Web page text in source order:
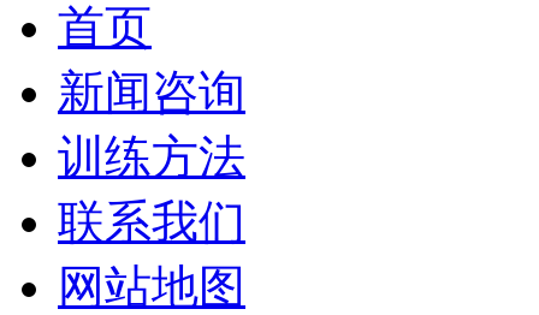
首页
新闻咨询
训练方法
联系我们
网站地图